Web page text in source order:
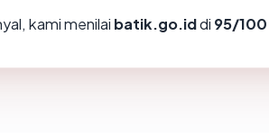
kami menilai batik.go.iddi 95/100